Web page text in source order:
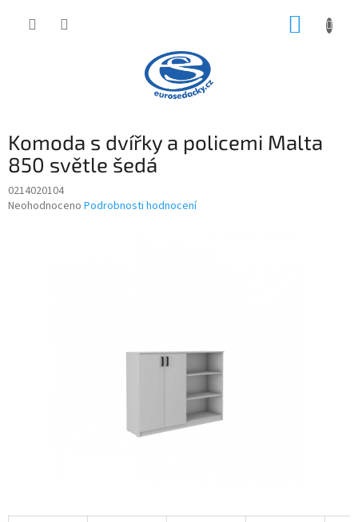
Komoda s dvířky a policemi Malta
850 světle šedá
0214020104
Průměrné
Neohodnoceno Podrobnosti hodnocení